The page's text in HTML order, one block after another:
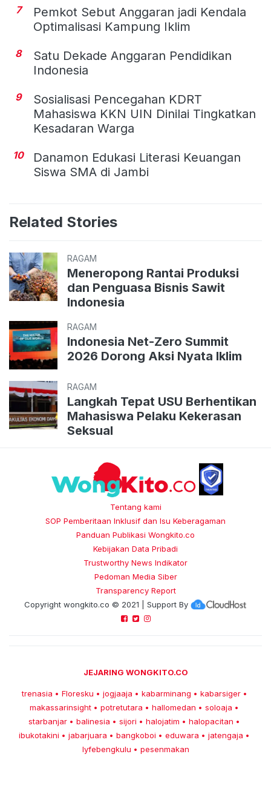
7
Pemkot Sebut Anggaran jadi Kendala
Optimalisasi Kampung Iklim
8
Satu Dekade Anggaran Pendidikan
Indonesia
9
Sosialisasi Pencegahan KDRT
Mahasiswa KKN UIN Dinilai Tingkatkan
Kesadaran Warga
10
Danamon Edukasi Literasi Keuangan
Siswa SMA di Jambi
Related Stories
RAGAM
Meneropong Rantai Produksi
dan Penguasa Bisnis Sawit
Indonesia
RAGAM
Indonesia Net-Zero Summit
2026 Dorong Aksi Nyata Iklim
RAGAM
Langkah Tepat USU Berhentikan
Mahasiswa Pelaku Kekerasan
Seksual
Tentang kami
SOP Pemberitaan Inklusif dan Isu Keberagaman
Panduan Publikasi Wongkito.co
Kebijakan Data Pribadi
Trustworthy News Indikator
Pedoman Media Siber
Transparency Report
Copyright wongkito.co © 2021 | Support By
JEJARING WONGKITO.CO
trenasia • Floresku • jogjaaja • kabarminang • kabarsiger •
makassarinsight • potretutara • hallomedan • soloaja •
starbanjar • balinesia • sijori • halojatim • halopacitan •
ibukotakini • jabarjuara • bangkoboi • eduwara • jatengaja •
lyfebengkulu • pesenmakan